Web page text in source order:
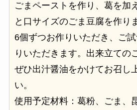
ごまペーストを作り、葛を加
と口サイズのごま豆腐を作り
6個ずつお作りいただき、ご
りいただきます。出来立ての
ぜひ出汁醤油をかけてお召し
い。
使用予定材料：葛粉、ごま、